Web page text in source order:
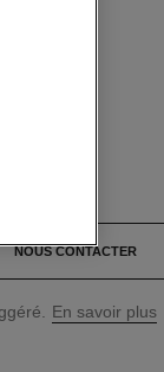
NOUS CONTACTER
En savoir plus